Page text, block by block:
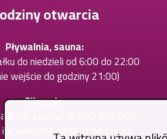
otwarcia
Pływalnia, sauna:
do niedzieli od 6:00 do 22:00
wejście do godziny 21:00)
Siłownia:
do piątku od 7:00 do 22:00
niedziele od 8:00 do 20:00